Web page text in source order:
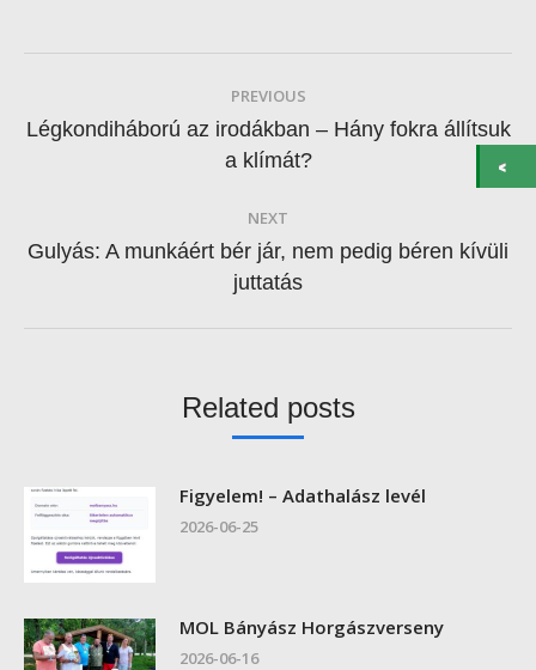
navigation
PREVIOUS
Previous
post:
Légkondiháború az irodákban – Hány fokra állítsuk
a klímát?
NEXT
Next
post:
Gulyás: A munkáért bér jár, nem pedig béren kívüli
juttatás
Related posts
Figyelem! – Adathalász levél
2026-06-25
MOL Bányász Horgászverseny
2026-06-16